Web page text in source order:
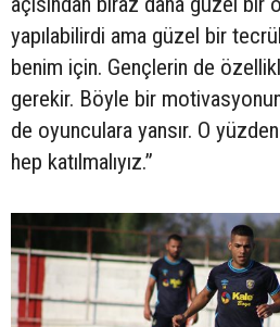
yapılabilirdi ama güzel bir
benim için. Gençlerin de
gerekir. Böyle bir
de oyunculara yansır. O
hep katılmalıyız.”